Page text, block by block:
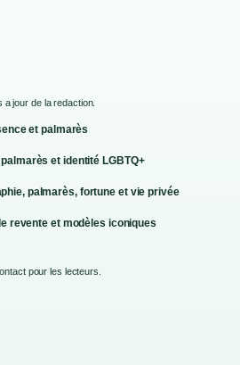
jour de la redaction.
et palmarès
et identité LGBTQ+
palmarès, fortune et vie privée
revente et modèles iconiques
pour les lecteurs.